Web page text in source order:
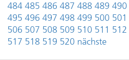
484 485 486 487 488 489 490
495 496 497 498 499 500 501
506 507 508 509 510 511 512
517 518 519 520 nächste